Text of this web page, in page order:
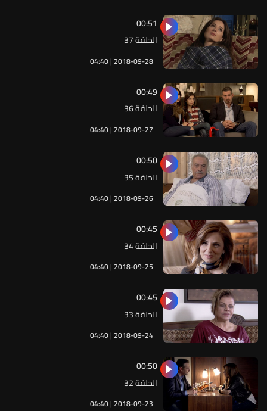
04:40 | 2018-09-28
الحلقة 37
00:51
04:40 | 2018-09-27
الحلقة 36
00:49
04:40 | 2018-09-26
الحلقة 35
00:50
04:40 | 2018-09-25
الحلقة 34
00:45
04:40 | 2018-09-24
الحلقة 33
00:45
04:40 | 2018-09-23
الحلقة 32
00:50